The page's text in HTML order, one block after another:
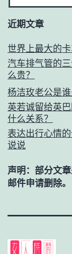
近期文章
世界上最大的
汽车排气管的
么贵？
杨洁玫老公是
英若诚留给英
什么关系？
表达出行心情
说说
声明：部分文
邮件申请删除。